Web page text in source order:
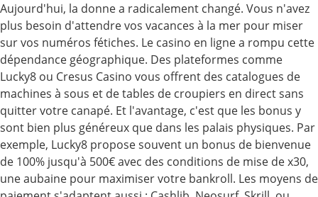
Aujourd'hui, la donne a radicalement changé. Vous n'avez
plus besoin d'attendre vos vacances à la mer pour miser
sur vos numéros fétiches. Le casino en ligne a rompu cette
dépendance géographique. Des plateformes comme
Lucky8 ou Cresus Casino vous offrent des catalogues de
machines à sous et de tables de croupiers en direct sans
quitter votre canapé. Et l'avantage, c'est que les bonus y
sont bien plus généreux que dans les palais physiques. Par
exemple, Lucky8 propose souvent un bonus de bienvenue
de 100% jusqu'à 500€ avec des conditions de mise de x30,
une aubaine pour maximiser votre bankroll. Les moyens de